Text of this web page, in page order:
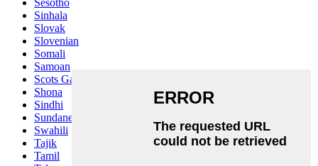
Sinhala
Slovak
Slovenian
Somali
Samoan
Scots Gaelic
Shona
Sindhi
Sundanese
Swahili
Tajik
Tamil